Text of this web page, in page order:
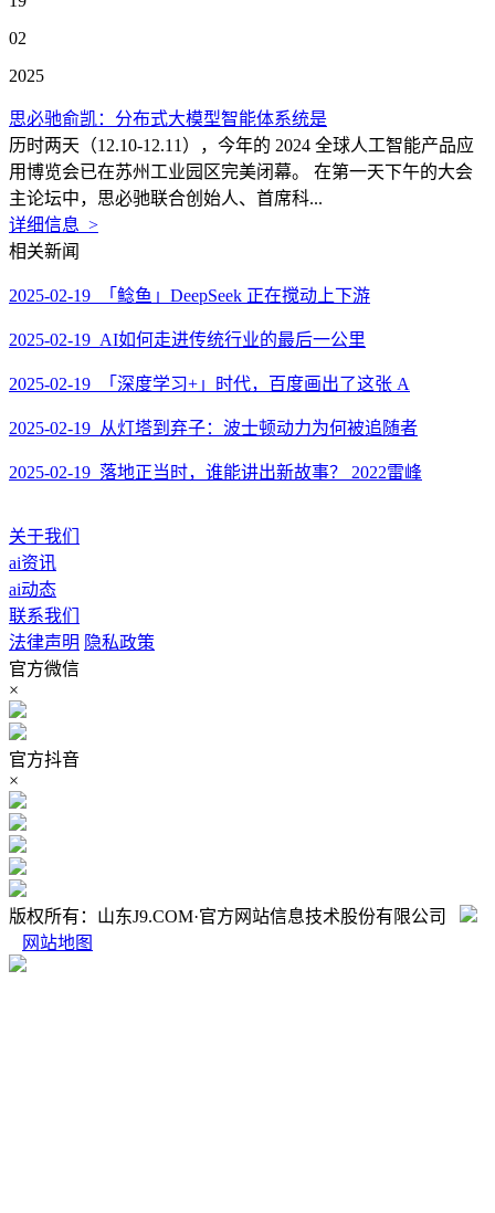
02
2025
思必驰俞凯：分布式大模型智能体系统是
历时两天（12.10-12.11），今年的 2024 全球人工智能产品应
用博览会已在苏州工业园区完美闭幕。 在第一天下午的大会
主论坛中，思必驰联合创始人、首席科...
详细信息 >
相关新闻
2025-02-19 「鲶鱼」DeepSeek 正在搅动上下游
2025-02-19 AI如何走进传统行业的最后一公里
2025-02-19 「深度学习+」时代，百度画出了这张 A
2025-02-19 从灯塔到弃子：波士顿动力为何被追随者
2025-02-19 落地正当时，谁能讲出新故事？ 2022雷峰
关于我们
ai资讯
ai动态
联系我们
法律声明 隐私政策
官方微信
×
官方抖音
×
版权所有：山东J9.COM·官方网站信息技术股份有限公司
网站地图